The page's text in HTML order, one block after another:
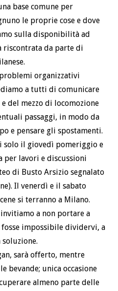
base comune per
le proprie cose e dove
sulla disponibilità ad
da parte di
organizzativi
a tutti di comunicare
del mezzo di locomozione
passaggi, in modo da
e pensare gli spostamenti.
solo il giovedì pomeriggio e
per lavori e discussioni
di Busto Arsizio segnalato
Il venerdì e il sabato
si terranno a Milano.
a non portare a
impossibile dividervi, a
sarà offerto, mentre
bevande; unica occasione
almeno parte delle